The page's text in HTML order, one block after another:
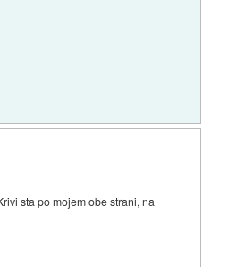
sta po mojem obe strani, na